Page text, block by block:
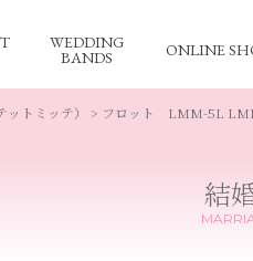
WEDDING
BANDS ONLINE
トミッテ） > フロット LMM-5L
結